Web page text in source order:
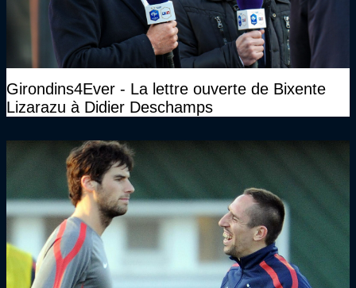
Girondins4Ever - La lettre ouverte de Bixente
Lizarazu à Didier Deschamps